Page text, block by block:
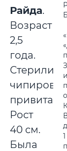
Райда.
Возраст
2,5
года.
привита.
Рост
40 см.
Была